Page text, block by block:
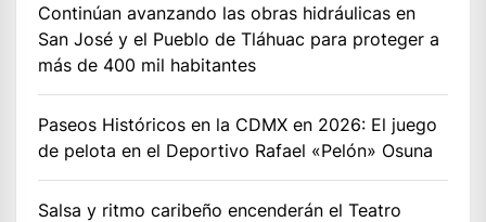
Continúan avanzando las obras hidráulicas en
San José y el Pueblo de Tláhuac para proteger a
más de 400 mil habitantes
Paseos Históricos en la CDMX en 2026: El juego
de pelota en el Deportivo Rafael «Pelón» Osuna
Salsa y ritmo caribeño encenderán el Teatro